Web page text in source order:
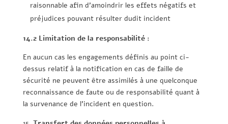
raisonnable afin d’amoindrir les effets négatifs et
préjudices pouvant résulter dudit incident
14.2 Limitation de la responsabilité :
En aucun cas les engagements définis au point ci-
dessus relatif à la notification en cas de faille de
sécurité ne peuvent être assimilés à une quelconque
reconnaissance de faute ou de responsabilité quant à
la survenance de l’incident en question.